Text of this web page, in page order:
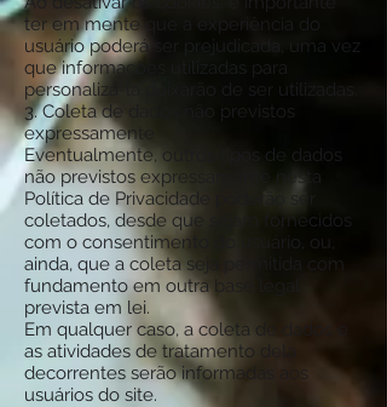
ter em mente que a experiência do
usuário poderá ser prejudicada, uma vez
que informações utilizadas para
personalizá-la deixarão de ser utilizadas.
3. Coleta de dados não previstos
expressamente
Eventualmente, outros tipos de dados
não previstos expressamente nesta
Política de Privacidade poderão ser
coletados, desde que sejam fornecidos
com o consentimento do usuário, ou,
ainda, que a coleta seja permitida com
fundamento em outra base legal
prevista em lei.
Em qualquer caso, a coleta de dados e
as atividades de tratamento dela
decorrentes serão informadas aos
usuários do site.